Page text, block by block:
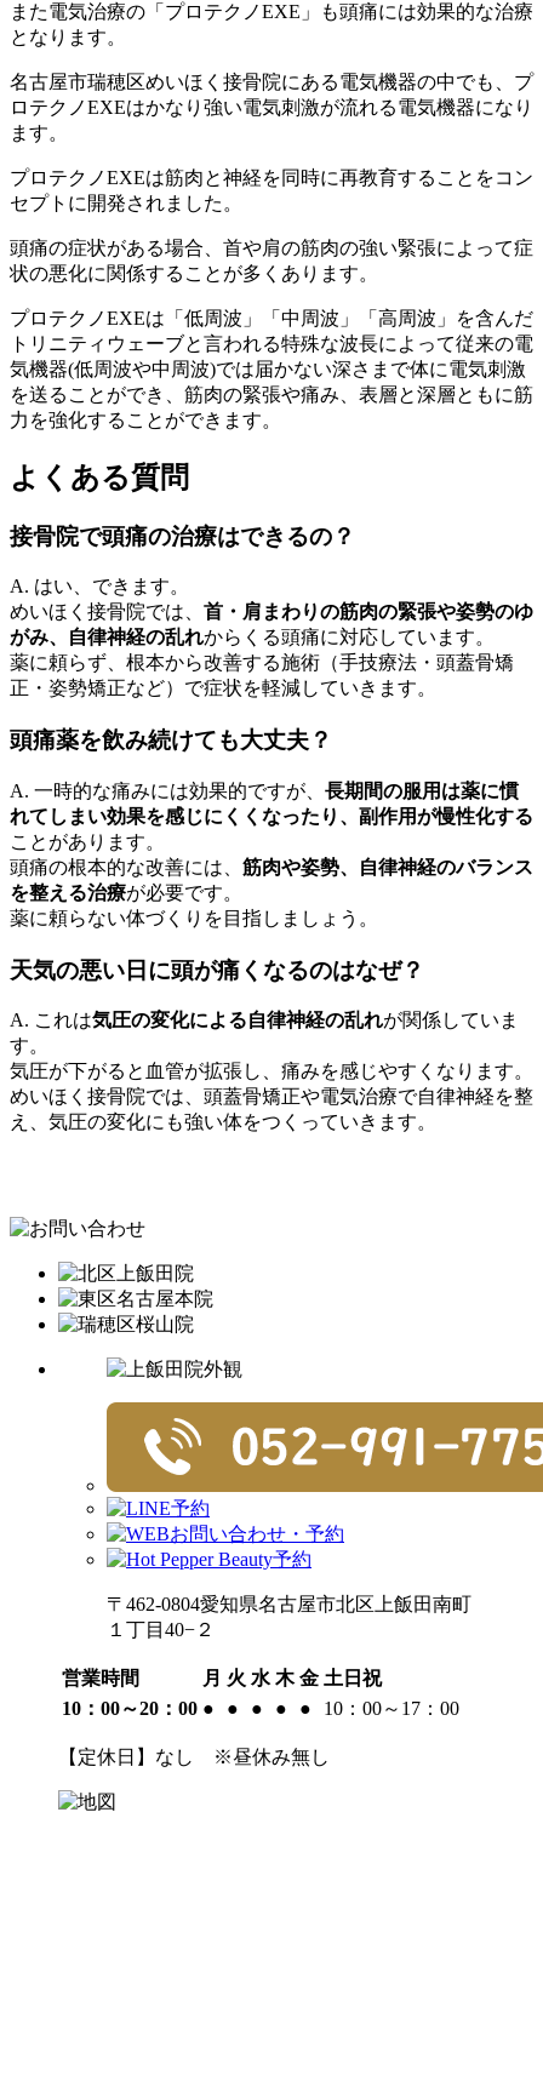
また電気治療の「プロテクノEXE」も頭痛には効果的な治療
となります。
名古屋市瑞穂区めいほく接骨院にある電気機器の中でも、プ
ロテクノEXEはかなり強い電気刺激が流れる電気機器になり
ます。
プロテクノEXEは筋肉と神経を同時に再教育することをコン
セプトに開発されました。
頭痛の症状がある場合、首や肩の筋肉の強い緊張によって症
状の悪化に関係することが多くあります。
プロテクノEXEは「低周波」「中周波」「高周波」を含んだ
トリニティウェーブと言われる特殊な波長によって従来の電
気機器(低周波や中周波)では届かない深さまで体に電気刺激
を送ることができ、筋肉の緊張や痛み、表層と深層ともに筋
力を強化することができます。
よくある質問
接骨院で頭痛の治療はできるの？
A. はい、できます。
めいほく接骨院では、 首・肩まわりの筋肉の緊張や姿勢のゆ
がみ、自律神経の乱れからくる頭痛に対応しています。
薬に頼らず、根本から改善する施術（手技療法・頭蓋骨矯
正・姿勢矯正など）で症状を軽減していきます。
頭痛薬を飲み続けても大丈夫？
A. 一時的な痛みには効果的ですが、 長期間の服用は薬に慣
れてしまい効果を感じにくくなったり、副作用が慢性化する
ことがあります。
頭痛の根本的な改善には、 筋肉や姿勢、自律神経のバランス
を整える治療が必要です。
薬に頼らない体づくりを目指しましょう。
天気の悪い日に頭が痛くなるのはなぜ？
A. これは気圧の変化による自律神経の乱れが関係していま
す。
気圧が下がると血管が拡張し、痛みを感じやすくなります。
めいほく接骨院では、頭蓋骨矯正や電気治療で自律神経を整
え、気圧の変化にも強い体をつくっていきます。
〒462-0804愛知県名古屋市北区上飯田南町
１丁目40−２
営業時間 月 火 水 木 金 土日祝
10：00～20：00 ● ● ● ● ● 10：00～17：00
【定休日】なし ※昼休み無し